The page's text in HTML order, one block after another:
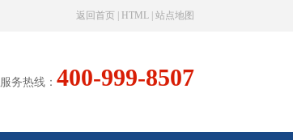
返回首页 HTML 站点地图
服务热线： 400-999-8507